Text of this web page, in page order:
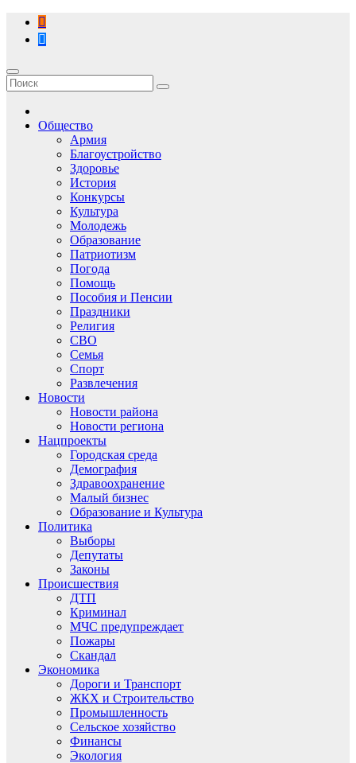
Перейти
содержимому
Общество
Армия
Благоустройство
Здоровье
История
Конкурсы
Культура
Молодежь
Образование
Патриотизм
Погода
Помощь
Пособия и Пенсии
Праздники
Религия
СВО
Семья
Спорт
Развлечения
Новости
Новости района
Новости региона
Нацпроекты
Городская среда
Демография
Здравоохранение
Малый бизнес
Образование и Культура
Политика
Выборы
Депутаты
Законы
Происшествия
ДТП
Криминал
МЧС предупреждает
Пожары
Скандал
Экономика
Дороги и Транспорт
ЖКХ и Строительство
Промышленность
Сельское хозяйство
Финансы
Экология